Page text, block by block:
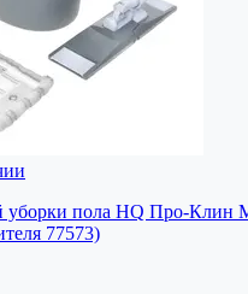
уборки пола HQ Про-Клин
77573)